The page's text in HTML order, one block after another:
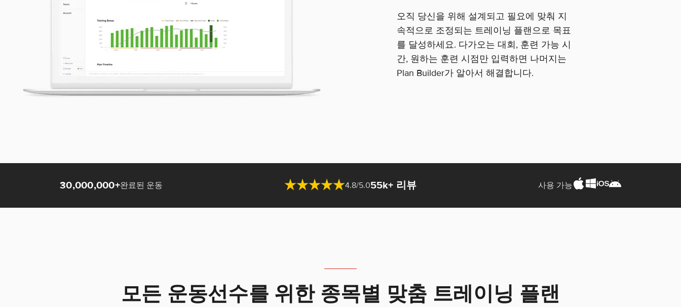
오직 당신을 위해 설계되고 필요에 맞춰 지
속적으로 조정되는 트레이닝 플랜으로 목표
를 달성하세요. 다가오는 대회, 훈련 가능 시
간, 원하는 훈련 시점만 입력하면 나머지는
Plan Builder가 알아서 해결합니다.
완료된 운동
30,000,000+ 4.8/5.055k+ 리뷰 사용 가능
모든 운동선수를 위한 종목별 맞춤 트레이닝 플랜